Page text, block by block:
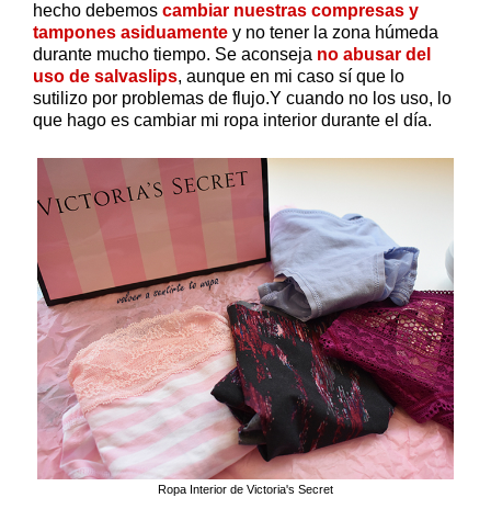
hecho debemos cambiar nuestras compresas y
tampones asiduamente y no tener la zona húmeda
durante mucho tiempo. Se aconseja no abusar del
uso de salvaslips, aunque en mi caso sí que lo
sutilizo por problemas de flujo.Y cuando no los uso, lo
que hago es cambiar mi ropa interior durante el día.
Ropa Interior de Victoria's Secret